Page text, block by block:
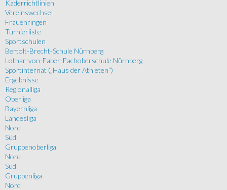
Kaderrichtlinien
Vereinswechsel
Frauenringen
Turnierliste
Sportschulen
Bertolt-Brecht-Schule Nürnberg
Lothar-von-Faber-Fachoberschule Nürnberg
Sportinternat („Haus der Athleten“)
Ergebnisse
Regionalliga
Oberliga
Bayernliga
Landesliga
Nord
Süd
Gruppenoberliga
Nord
Süd
Gruppenliga
Nord